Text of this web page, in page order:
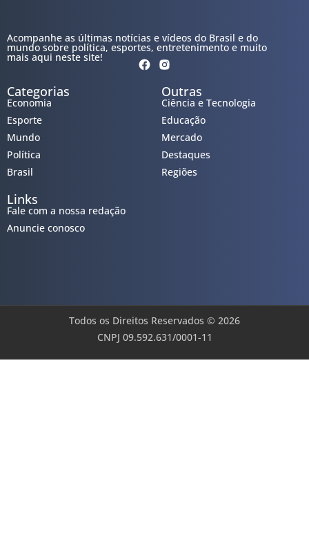
Acompanhe as últimas notícias e vídeos do Brasil e do
mundo sobre política, esportes, entretenimento e muito
mais aqui neste site!
Categorias
Economia
Esporte
Mundo
Política
Brasil
Outras
Ciência e Tecnologia
Educação
Mercado
Destaques
Regiões
Links
Fale com a nossa redação
Anuncie conosco
Todos os Direitos Reservados © 2026
CNPJ 09.592.631/0001-11